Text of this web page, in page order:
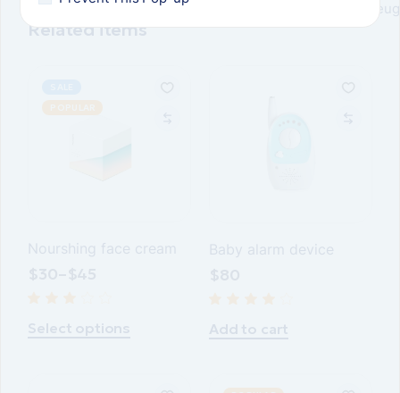
Related items
Nourshing face cream
Select options
Baby alarm device
Add to cart